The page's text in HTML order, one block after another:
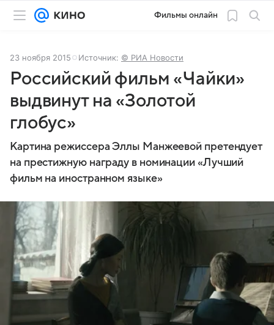
Фильмы онлайн
23 ноября 2015 Источник: © РИА Новости
Российский фильм «Чайки»
выдвинут на «Золотой
глобус»
Картина режиссера Эллы Манжеевой претендует
на престижную награду в номинации «Лучший
фильм на иностранном языке»